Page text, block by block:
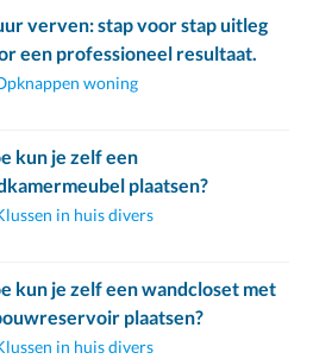
verven: stap voor stap uitleg
een professioneel resultaat.
woning
kun je zelf een
plaatsen?
in huis divers
kun je zelf een wandcloset met
plaatsen?
in huis divers